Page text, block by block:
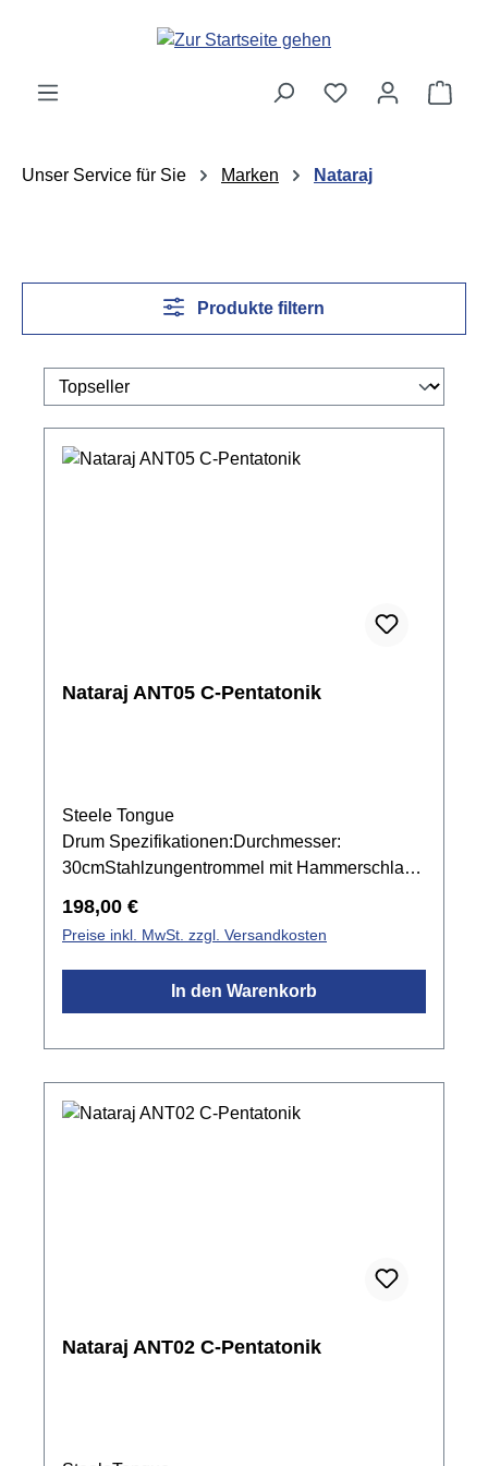
Zum Hauptinhalt springen
Unser Service für Sie Marken Nataraj
Produkte filtern
Nataraj ANT05 C-Pentatonik
Steele Tongue
Drum Spezifikationen:Durchmesser:
30cmStahlzungentrommel mit Hammerschlag
SchlägelC Dur Pentatonik, 440 Hz: C, D, E, G,
A, C, D, Ein Indien ist diese Stimmung als
Raga Bhopali bekanntfroher, glockenartiger
KlangBeliebte, sonnige Stimmung, die Freude
SchlägelnMade in IndienFarbe: orange
Regulärer Preis:
198,00 €
Preise inkl. MwSt. zzgl. Versandkosten
In den Warenkorb
Nataraj ANT02 C-Pentatonik